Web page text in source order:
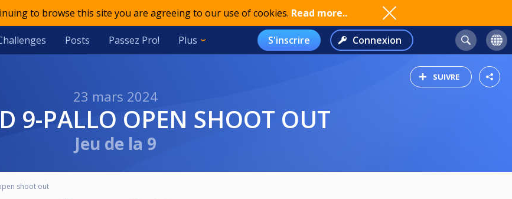
to browse this site you are agreeing to our use of cookies. Read more..
Posts Passez Pro! Plus S'inscrire Connexion
SUIVRE
23 mars 2024
9-PALLO OPEN SHOOT OUT
Jeu de la 9
shoot out